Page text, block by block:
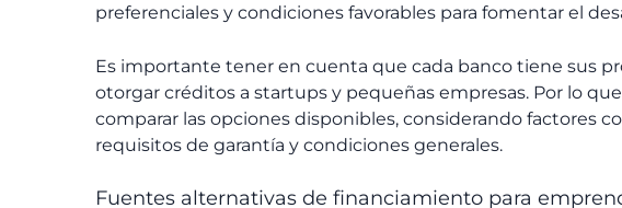
preferenciales y condiciones favorables para fomentar el
Es importante tener en cuenta que cada banco tiene sus
otorgar créditos a startups y pequeñas empresas. Por lo
comparar las opciones disponibles, considerando factores
requisitos de garantía y condiciones generales.
Fuentes alternativas de financiamiento para